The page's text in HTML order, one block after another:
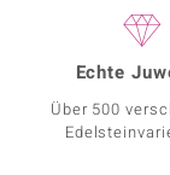
Echte
Über 500